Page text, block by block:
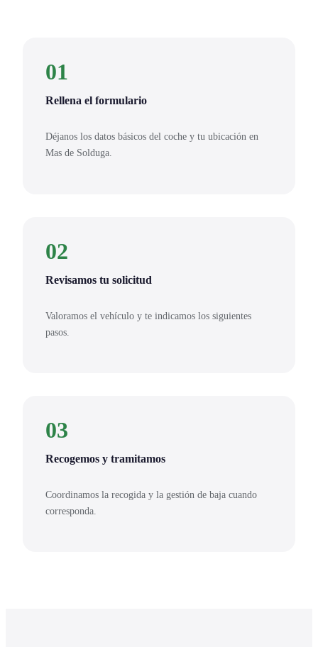
01
Rellena el formulario
Déjanos los datos básicos del coche y tu ubicación en
Mas de Solduga.
02
Revisamos tu solicitud
Valoramos el vehículo y te indicamos los siguientes
pasos.
03
Recogemos y tramitamos
Coordinamos la recogida y la gestión de baja cuando
corresponda.